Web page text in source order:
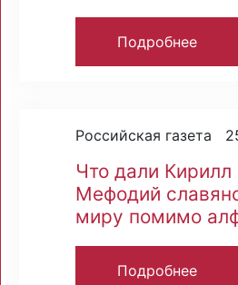
Подробнее
Российская газета
Что дали Кирилл
Мефодий
миру помимо
Подробнее